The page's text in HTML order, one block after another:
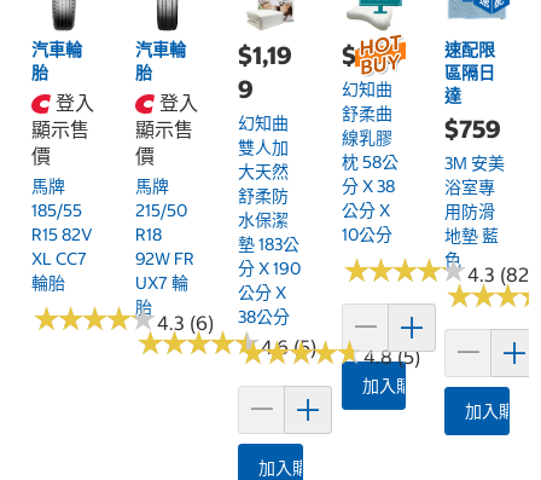
汽車輪
胎
登入
顯示售
價
馬牌
185/55
R15 82V
XL CC7
輪胎
★★★★★
★★★★★4.3 (6)
汽車輪
胎
登入
顯示售
價
馬牌
215/50
R18
92W FR
UX7 輪
胎
★★★★★
★★★★★4.6 (5)
$1,19
9
幻知曲
雙人加
大天然
舒柔防
水保潔
墊 183公
分 X 190
公分 X
38公分
★★★★★
★★★★★4.8 (5)
加入購物車
$899
幻知曲
舒柔曲
線乳膠
枕 58公
分 X 38
公分 X
10公分
★★★★★
★★★★★4.3 (82)
加入購物車
速配限
區隔日
達
$759
3M 安美
浴室專
用防滑
地墊 藍
色
★★★
★★★
加入購物